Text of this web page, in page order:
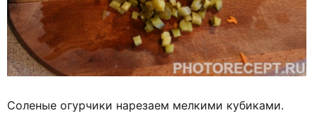
Соленые огурчики нарезаем мелкими кубиками.